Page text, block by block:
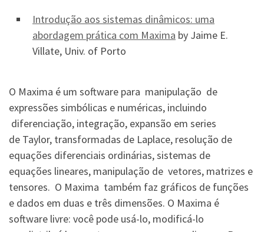
Introdução aos sistemas dinâmicos: uma
abordagem prática com Maxima by Jaime E.
Villate, Univ. of Porto
O Maxima é um software para manipulação de
expressões simbólicas e numéricas, incluindo
diferenciação, integração, expansão em series
de Taylor, transformadas de Laplace, resolução de
equações diferenciais ordinárias, sistemas de
equações lineares, manipulação de vetores, matrizes e
tensores. O Maxima também faz gráficos de funções
e dados em duas e três dimensões. O Maxima é
software livre: você pode usá-lo, modificá-lo